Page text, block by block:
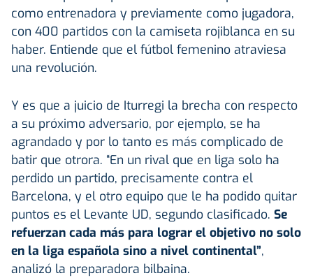
como entrenadora y previamente como jugadora,
con 400 partidos con la camiseta rojiblanca en su
haber. Entiende que el fútbol femenino atraviesa
una revolución.
Y es que a juicio de Iturregi la brecha con respecto
a su próximo adversario, por ejemplo, se ha
agrandado y por lo tanto es más complicado de
batir que otrora. “En un rival que en liga solo ha
perdido un partido, precisamente contra el
Barcelona, y el otro equipo que le ha podido quitar
puntos es el Levante UD, segundo clasificado. Se
refuerzan cada más para lograr el objetivo no solo
en la liga española sino a nivel continental”,
analizó la preparadora bilbaina.